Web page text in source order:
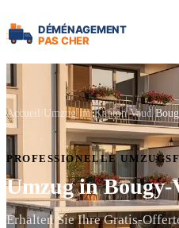
Accueil Umzug im Kanton Vaud
PROFESSIONELLE
Umzug in
Erhalten Sie Ihre Gratis-